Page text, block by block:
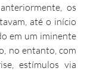
os
até o início
em um iminente
no entanto, com
estímulos via